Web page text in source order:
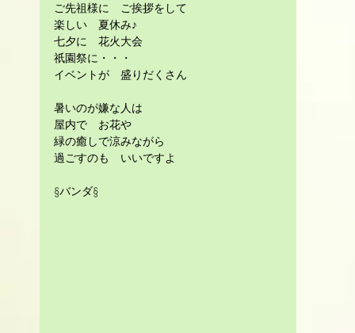
ご先祖様に　ご挨拶をして
楽しい　夏休み♪
七夕に　花火大会
祇園祭に・・・
イベントが　盛りだくさん
暑いのが嫌な人は
屋内で　お花や
緑の癒しで涼みながら
過ごすのも　いいですよ
§バンダ§